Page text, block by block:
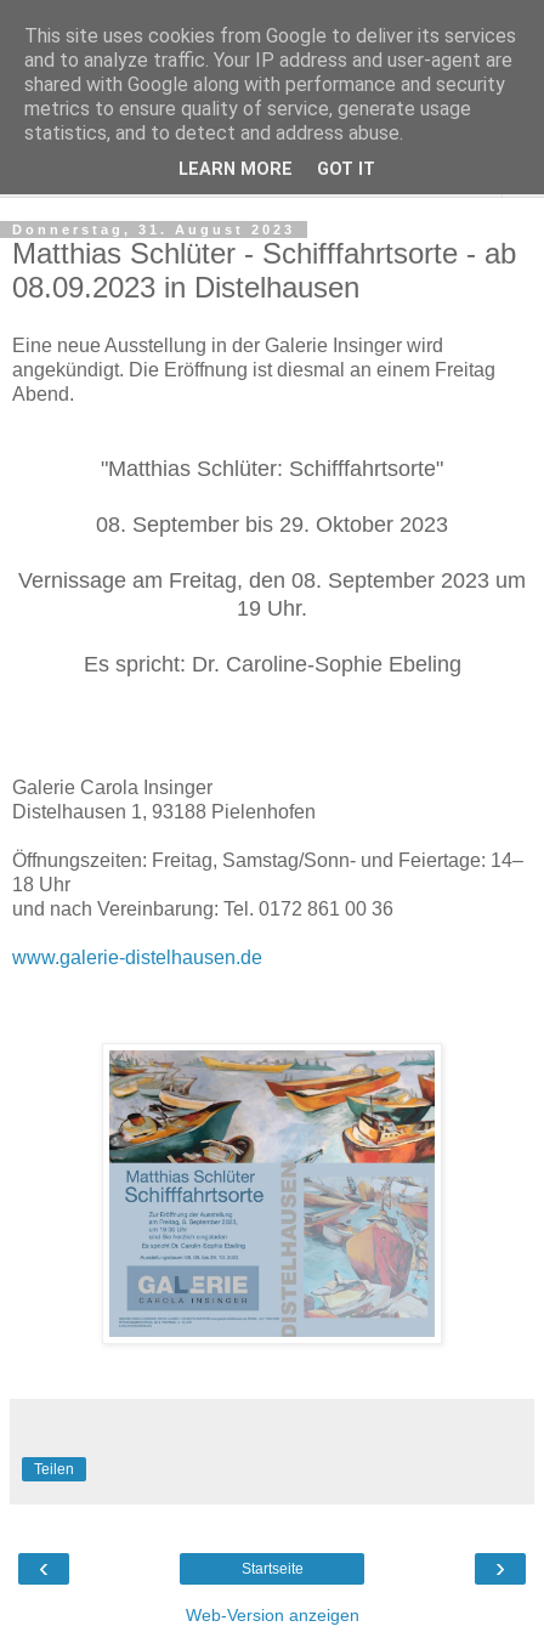
Regensburger Tagebuch
Notizen aus der nördlichsten Stadt Italiens
Donnerstag, 31. August 2023
Matthias Schlüter - Schifffahrtsorte - ab
08.09.2023 in Distelhausen
Eine neue Ausstellung in der Galerie Insinger wird
angekündigt. Die Eröffnung ist diesmal an einem Freitag
Abend.
"Matthias Schlüter: Schifffahrtsorte"
08. September bis 29. Oktober 2023
Vernissage am Freitag, den 08. September 2023 um
19 Uhr.
Es spricht: Dr. Caroline-Sophie Ebeling
Galerie Carola Insinger
Distelhausen 1, 93188 Pielenhofen
Öffnungszeiten: Freitag, Samstag/Sonn- und Feiertage: 14–
18 Uhr
und nach Vereinbarung: Tel. 0172 861 00 36
www.galerie-distelhausen.de
Teilen
‹ ›
Startseite
Web-Version anzeigen
This site uses cookies from Google to deliver its services
and to analyze traffic. Your IP address and user-agent are
shared with Google along with performance and security
metrics to ensure quality of service, generate usage
statistics, and to detect and address abuse.
LEARN MORE GOT IT